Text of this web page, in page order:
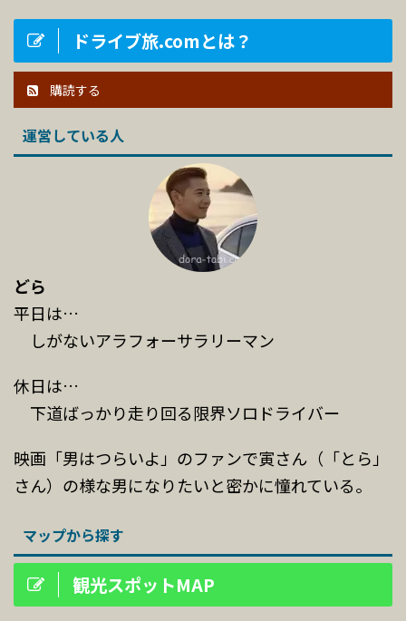
ドライブ旅.comとは？
購読する
運営している人
どら
平日は…
しがないアラフォーサラリーマン
休日は…
下道ばっかり走り回る限界ソロドライバー
映画「男はつらいよ」のファンで寅さん（「とら」
さん）の様な男になりたいと密かに憧れている。
マップから探す
観光スポットMAP